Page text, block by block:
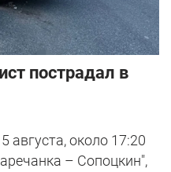
пострадал в
августа, около 17:20
– Сопоцкин",